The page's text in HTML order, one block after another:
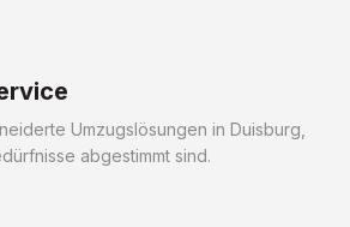
Umzugslösungen in Duisburg,
abgestimmt sind.